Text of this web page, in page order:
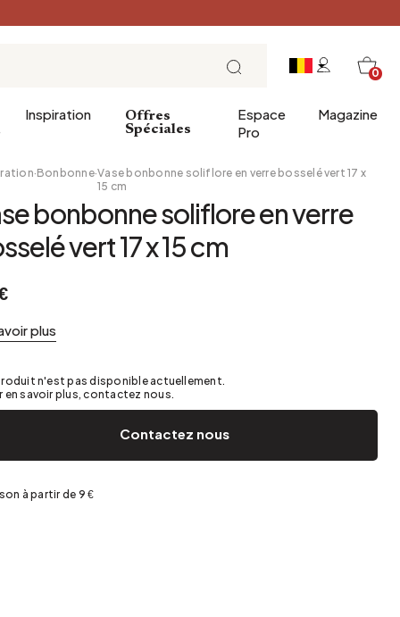
0
salle de bains
Entrée
Salle à manger
Grenier
Inspiration
Petit Déjeuner
Brunch
Table de fête
Offres
Spéciales
Espace
Pro
Magazine
·Bonbonne·Vase bonbonne soliflore en verre bosselé vert 17 x
15 cm
bonbonne soliflore en verre
vert 17 x 15 cm
plus
n'est pas disponible actuellement.
en savoir plus, contactez nous.
Contactez nous
à partir de 9 €